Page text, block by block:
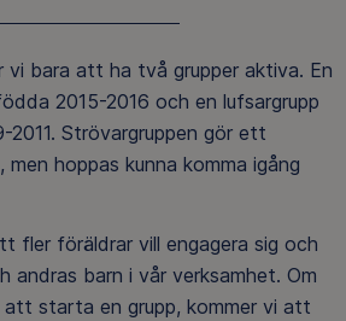
vi bara att ha två grupper aktiva. En
2015-2016 och en lufsargrupp
Strövargruppen gör ett
men hoppas kunna komma igång
fler föräldrar vill engagera sig och
andras barn i vår verksamhet. Om
att starta en grupp, kommer vi att